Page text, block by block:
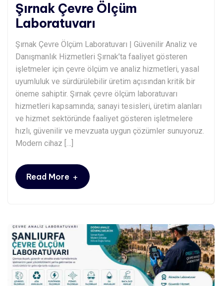
Şırnak Çevre Ölçüm
Laboratuvarı
Şırnak Çevre Ölçüm Laboratuvarı | Güvenilir Analiz ve
Danışmanlık Hizmetleri Şırnak’ta faaliyet gösteren
işletmeler için çevre ölçüm ve analiz hizmetleri, yasal
uyumluluk ve sürdürülebilir üretim açısından kritik bir
öneme sahiptir. Şırnak çevre ölçüm laboratuvarı
hizmetleri kapsamında; sanayi tesisleri, üretim alanları
ve hizmet sektöründe faaliyet gösteren işletmelere
hızlı, güvenilir ve mevzuata uygun çözümler sunuyoruz.
Modern cihaz […]
Read More +